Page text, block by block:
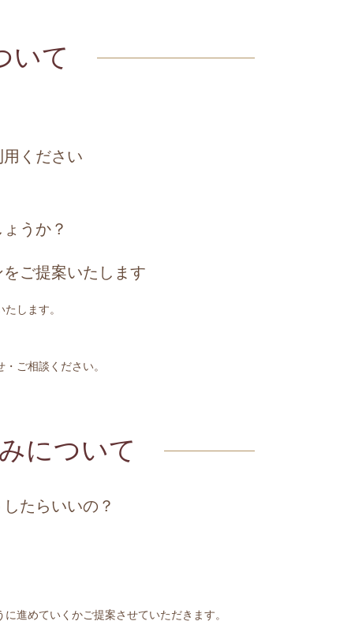
いて
ください
うか？
ご提案いたします
します。
ご相談ください。
について
たらいいの？
進めていくかご提案させていただきます。